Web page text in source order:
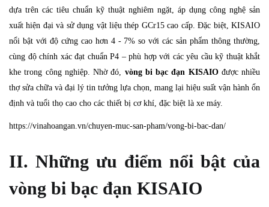
dựa trên các tiêu chuẩn kỹ thuật nghiêm ngặt, áp dụng công nghệ sản
xuất hiện đại và sử dụng vật liệu thép GCr15 cao cấp. Đặc biệt, KISAIO
nổi bật với độ cứng cao hơn 4 - 7% so với các sản phẩm thông thường,
cùng độ chính xác đạt chuẩn P4 – phù hợp với các yêu cầu kỹ thuật khắt
khe trong công nghiệp. Nhờ đó, vòng bi bạc đạn KISAIOđược nhiều
thợ sửa chữa và đại lý tin tưởng lựa chọn, mang lại hiệu suất vận hành ổn
định và tuổi thọ cao cho các thiết bị cơ khí, đặc biệt là xe máy.
https://vinahoangan.vn/chuyen-muc-san-pham/vong-bi-bac-dan/
II. Những ưu điểm nổi bật của
vòng bi bạc đạn KISAIO